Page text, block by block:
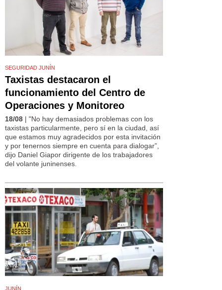
SEGURIDAD JUNÍN
Taxistas destacaron el
funcionamiento del Centro de
Operaciones y Monitoreo
18/08 | "No hay demasiados problemas con los
taxistas particularmente, pero sí en la ciudad, así
que estamos muy agradecidos por esta invitación
y por tenernos siempre en cuenta para dialogar”,
dijo Daniel Giapor dirigente de los trabajadores
del volante juninenses.
JUNÍN